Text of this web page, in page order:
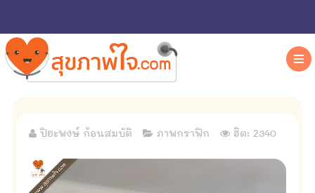
ปิยะพงษ์ ก้อนสมบัติ ภาพกราฟิก ฮิต: 2340